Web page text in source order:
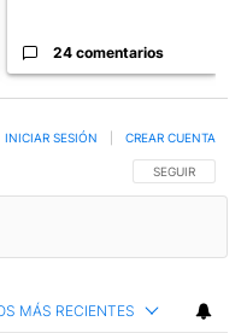
24 comentarios
SIGA ESTA
SEGUIR
INICIAR SESIÓN CREAR CUENTA
MÁS RECIENTES